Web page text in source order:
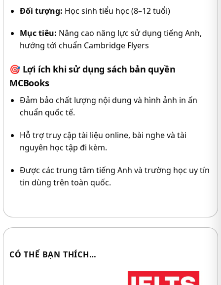
Đối tượng: Học sinh tiểu học (8–12 tuổi)
Mục tiêu: Nâng cao năng lực sử dụng tiếng Anh,
hướng tới chuẩn Cambridge Flyers
🎯 Lợi ích khi sử dụng sách bản quyền
MCBooks
Đảm bảo chất lượng nội dung và hình ảnh in ấn
chuẩn quốc tế.
Hỗ trợ truy cập tài liệu online, bài nghe và tài
nguyên học tập đi kèm.
Được các trung tâm tiếng Anh và trường học uy tín
tin dùng trên toàn quốc.
CÓ THỂ BẠN THÍCH…